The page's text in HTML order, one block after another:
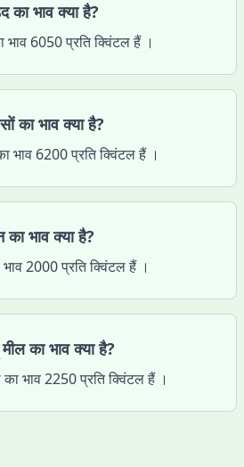
का भाव क्या है?
6050 प्रति क्विंटल हैं ।
का भाव क्या है?
भाव 6200 प्रति क्विंटल हैं ।
भाव क्या है?
2000 प्रति क्विंटल हैं ।
का भाव क्या है?
भाव 2250 प्रति क्विंटल हैं ।